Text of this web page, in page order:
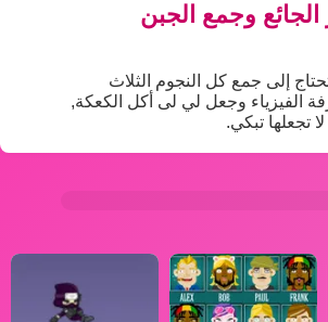
الجائع وجمع الجبن
إلى جمع كل النجوم الثلاث
الفيزياء وجعل لي لى أكل الكعكة,
تجعلها تبكي.